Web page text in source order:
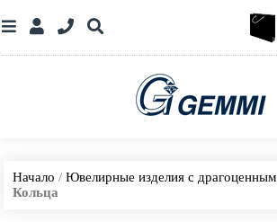
Начало /Ювелирные изделия с
Кольца